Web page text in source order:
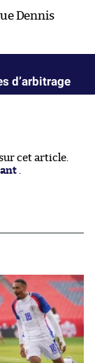
Dennis
d’arbitrage
cet article.